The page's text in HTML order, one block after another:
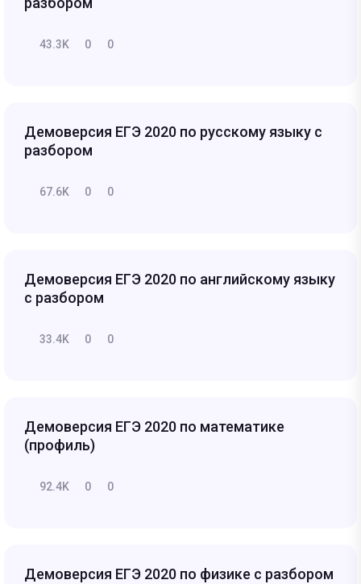
43.3K 0 0
Демоверсия ЕГЭ 2020 по русскому языку с
разбором
67.6K 0 0
Демоверсия ЕГЭ 2020 по английскому языку
с разбором
33.4K 0 0
Демоверсия ЕГЭ 2020 по математике
(профиль)
92.4K 0 0
Демоверсия ЕГЭ 2020 по физике с разбором